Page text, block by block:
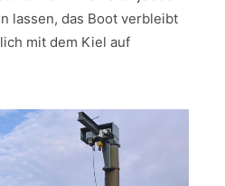
lassen, das Boot verbleibt
mit dem Kiel auf